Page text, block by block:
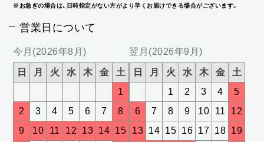
※お急ぎの場合は、日時指定がない方がより早くお届けできる場合がございます。
営業日について
今月(2026年8月)
日 月 火 水 木 金
土
1
2
3 4 5 6 7
8
9
10 11 12 13 14 15
翌月(2026年9月)
日 月 火 水 木 金
土
1
2 3 4
5
6
7 8 9 10 11
12
13 14 15 16 17 18 19